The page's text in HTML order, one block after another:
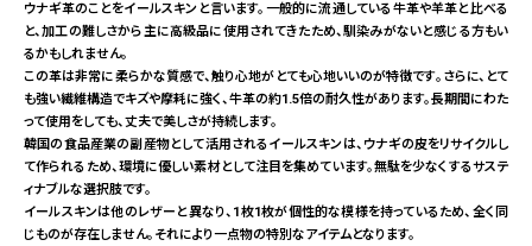
ウナギ革のことをイールスキンと言います。一般的に流通している牛革や羊革と比べる
と、加工の難しさから主に高級品に使用されてきたため、馴染みがないと感じる方もい
るかもしれません。
この革は非常に柔らかな質感で、触り心地がとても心地いいのが特徴です。さらに、とて
も強い繊維構造でキズや摩耗に強く、牛革の約1.5倍の耐久性があります。長期間にわた
って使用をしても、丈夫で美しさが持続します。
韓国の食品産業の副産物として活用されるイールスキンは、ウナギの皮をリサイクルし
て作られるため、環境に優しい素材として注目を集めています。無駄を少なくするサステ
ィナブルな選択肢です。
イールスキンは他のレザーと異なり、1枚1枚が個性的な模様を持っているため、全く同
じものが存在しません。それにより一点物の特別なアイテムとなります。